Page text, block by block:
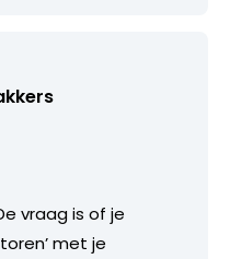
vraag is of je
met je